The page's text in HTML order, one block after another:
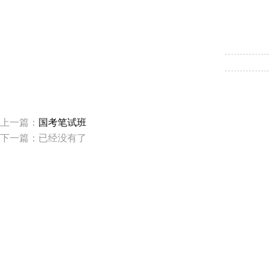
上一篇： 国考笔试班
下一篇：已经没有了